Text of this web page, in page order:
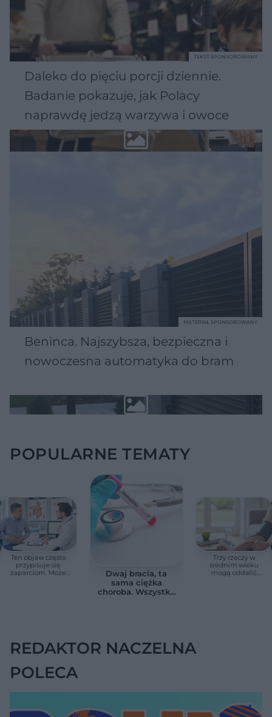
Daleko do pięciu porcji dziennie.
Badanie pokazuje, jak Polacy
naprawdę jedzą warzywa i owoce
TEKST SPONSOROWANY
Beninca. Najszybsza, bezpieczna i
nowoczesna automatyka do bram
MATERIAŁ SPONSOROWANY
POPULARNE TEMATY
Ten objaw często
przypisuje się
zaparciom. Może
Dwaj bracia, ta
sama ciężka
choroba. Wszystko
Trzy rzeczy w
średnim wieku
mogą oddalić
REDAKTOR NACZELNA
POLECA